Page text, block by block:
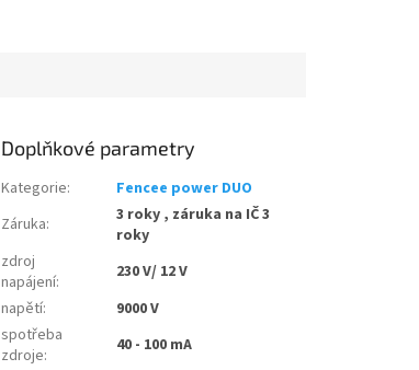
Doplňkové parametry
Kategorie:
Fencee power DUO
Záruka:
3 roky , záruka na IČ 3
roky
zdroj
napájení:
230 V/ 12 V
napětí:
9000 V
spotřeba
zdroje:
40 - 100 mA